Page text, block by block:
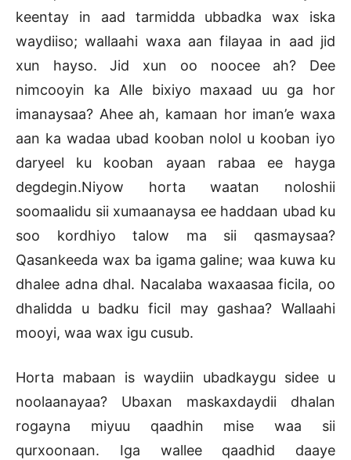
keentay in aad tarmidda ubbadka wax iska
waydiiso; wallaahi waxa aan filayaa in aad jid
xun hayso. Jid xun oo noocee ah? Dee
nimcooyin ka Alle bixiyo maxaad uu ga hor
imanaysaa? Ahee ah, kamaan hor iman’e waxa
aan ka wadaa ubad kooban nolol u kooban iyo
daryeel ku kooban ayaan rabaa ee hayga
degdegin.Niyow horta waatan noloshii
soomaalidu sii xumaanaysa ee haddaan ubad ku
soo kordhiyo talow ma sii qasmaysaa?
Qasankeeda wax ba igama galine; waa kuwa ku
dhalee adna dhal. Nacalaba waxaasaa ficila, oo
dhalidda u badku ficil may gashaa? Wallaahi
mooyi, waa wax igu cusub.
Horta mabaan is waydiin ubadkaygu sidee u
noolaanayaa? Ubaxan maskaxdaydii dhalan
rogayna miyuu qaadhin mise waa sii
qurxoonaan. Iga wallee qaadhid daaye